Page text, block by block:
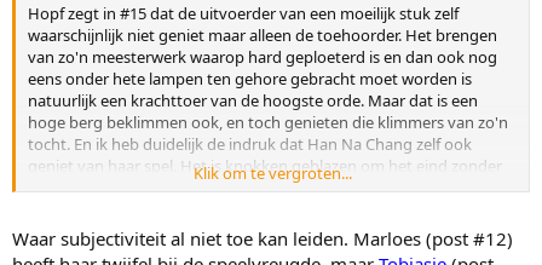
rHopf zegt in #15 dat de uitvoerder van een moeilijk stuk zelf
waarschijnlijk niet geniet maar alleen de toehoorder. Het brengen
van zo'n meesterwerk waarop hard geploeterd is en dan ook nog
eens onder hete lampen ten gehore gebracht moet worden is
natuurlijk een krachttoer van de hoogste orde. Maar dat is een
hoge berg beklimmen ook, en toch genieten die klimmers van zo'n
tocht. En ik heb duidelijk de indruk dat Han Na Chang zelf ook
geniet van haar spel. Het is knokken geblazen om het eind zonder
teveel kleerscheur te halen. Maar de bevrediging die dit
Klik om te vergroten...
Waar subjectiviteit al niet toe kan leiden. Marloes (post #12)